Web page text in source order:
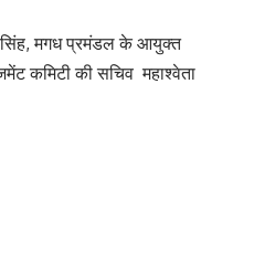
सिंह, मगध प्रमंडल के आयुक्त
कमिटी की सचिव महाश्वेता